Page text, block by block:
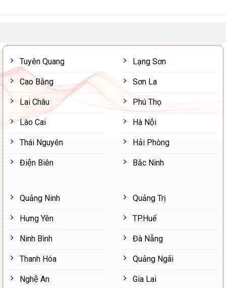
Tuyên Quang
Cao Bằng
Lai Châu
Lào Cai
Thái Nguyên
Điện Biên
Lạng Sơn
Sơn La
Phú Thọ
Hà Nội
Hải Phòng
Bắc Ninh
Quảng Ninh
Hưng Yên
Ninh Bình
Thanh Hóa
Nghệ An
Quảng Trị
TP.Huế
Đà Nẵng
Quảng Ngãi
Gia Lai